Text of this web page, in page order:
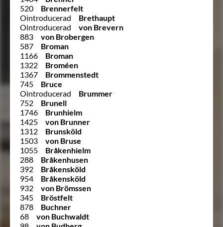
520
Brennerfelt
Ointroducerad
Brethaupt
Ointroducerad
von Brevern
883
von Brobergen
587
Broman
1166
Broman
1322
Broméen
1367
Brommenstedt
745
Bruce
Ointroducerad
Brummer
752
Brunell
1746
Brunhielm
1425
von Brunner
1312
Brunsköld
1503
von Bruse
1055
Bråkenhielm
288
Bråkenhusen
392
Bråkensköld
954
Bråkensköld
932
von Brömssen
345
Bröstfelt
878
Buchner
68
von Buchwaldt